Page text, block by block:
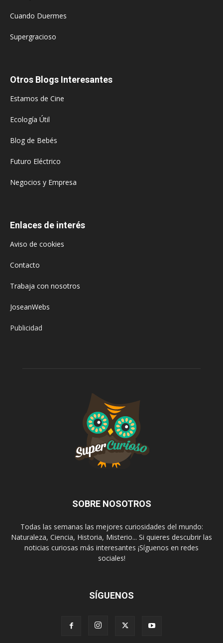
Cuando Duermes
Supergracioso
Otros Blogs Interesantes
Estamos de Cine
Ecología Útil
Blog de Bebés
Futuro Eléctrico
Negocios y Empresa
Enlaces de interés
Aviso de cookies
Contacto
Trabaja con nosotros
JoseanWebs
Publicidad
SOBRE NOSOTROS
Todas las semanas las mejores curiosidades del mundo:
Naturaleza, Ciencia, Historia, Misterio... Si quieres descubrir las
noticias curiosas más interesantes ¡Síguenos en redes
sociales!
SÍGUENOS